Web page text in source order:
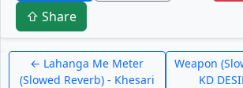
⇧ Share
← Lahanga Me Meter
(Slowed Reverb) - Khesari
Weapon
KD